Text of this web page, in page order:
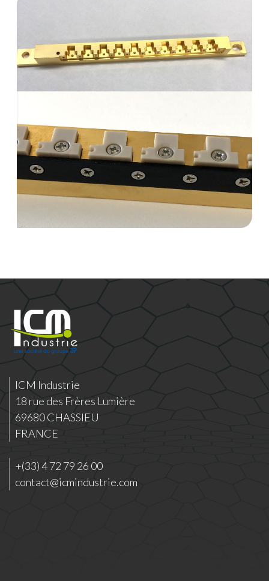
ICM Industrie
18 rue des Frères Lumière
69680 CHASSIEU
FRANCE
+(33) 4 72 79 26 00
contact@icmindustrie.com